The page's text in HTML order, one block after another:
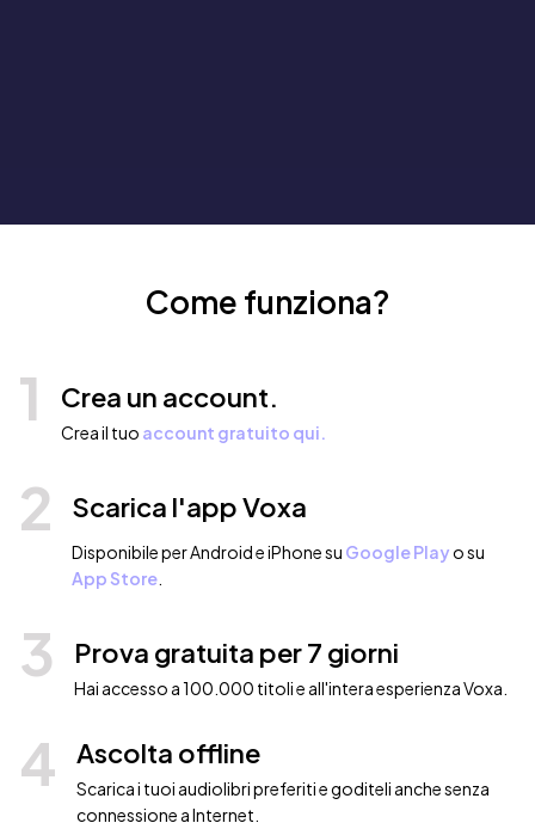
Come funziona?
1 Crea un account.
Crea il tuo account gratuito qui.
2 Scarica l'app Voxa
Disponibile per Android e iPhone su Google Playo su
App Store
3 Prova gratuita per 7 giorni
Hai accesso a 100.000 titoli e all'intera esperienza Voxa.
4 Ascolta offline
Scarica i tuoi audiolibri preferiti e goditeli anche senza
connessione a Internet.